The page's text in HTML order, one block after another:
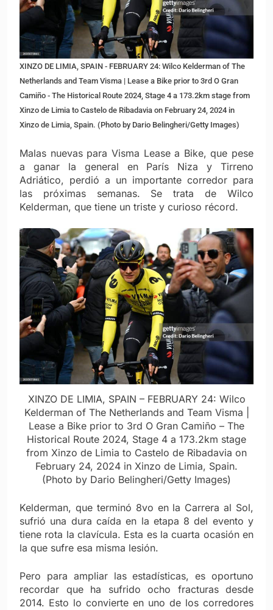
XINZO DE LIMIA, SPAIN - FEBRUARY 24: Wilco Kelderman of The
Netherlands and Team Visma | Lease a Bike prior to 3rd O Gran
Camiño - The Historical Route 2024, Stage 4 a 173.2km stage from
Xinzo de Limia to Castelo de Ribadavia on February 24, 2024 in
Xinzo de Limia, Spain. (Photo by Dario Belingheri/Getty Images)
Malas nuevas para Visma Lease a Bike, que pese
a ganar la general en París Niza y Tirreno
Adriático, perdió a un importante corredor para
las próximas semanas. Se trata de Wilco
Kelderman, que tiene un triste y curioso récord.
XINZO DE LIMIA, SPAIN – FEBRUARY 24: Wilco
Kelderman of The Netherlands and Team Visma |
Lease a Bike prior to 3rd O Gran Camiño – The
Historical Route 2024, Stage 4 a 173.2km stage
from Xinzo de Limia to Castelo de Ribadavia on
February 24, 2024 in Xinzo de Limia, Spain.
(Photo by Dario Belingheri/Getty Images)
Kelderman, que terminó 8vo en la Carrera al Sol,
sufrió una dura caída en la etapa 8 del evento y
tiene rota la clavícula. Esta es la cuarta ocasión en
la que sufre esa misma lesión.
Pero para ampliar las estadísticas, es oportuno
recordar que ha sufrido ocho fracturas desde
2014. Esto lo convierte en uno de los corredores